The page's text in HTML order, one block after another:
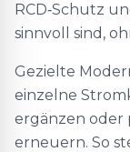
RCD‑Schutz
sinnvoll sind,
Gezielte
einzelne
ergänzen oder
erneuern. So